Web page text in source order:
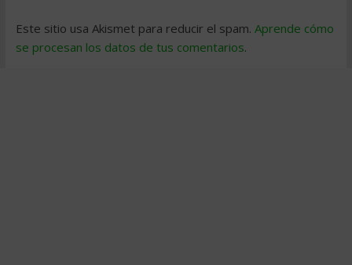
Este sitio usa Akismet para reducir el spam. Aprende cómo
se procesan los datos de tus comentarios.